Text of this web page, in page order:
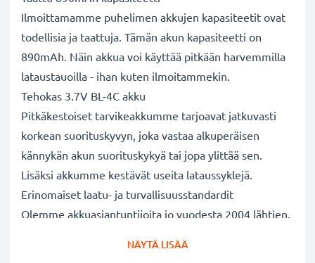
Ilmoittamamme puhelimen akkujen kapasiteetit ovat
todellisia ja taattuja. Tämän akun kapasiteetti on
890mAh. Näin akkua voi käyttää pitkään harvemmilla
lataustauoilla - ihan kuten ilmoitammekin.
Tehokas 3.7V BL-4C akku
Pitkäkestoiset tarvikeakkumme tarjoavat jatkuvasti
korkean suorituskyvyn, joka vastaa alkuperäisen
kännykän akun suorituskykyä tai jopa ylittää sen.
Lisäksi akkumme kestävät useita lataussyklejä.
Erinomaiset laatu- ja turvallisuusstandardit
Olemme akkuasiantuntijoita jo vuodesta 2004 lähtien.
NÄYTÄ LISÄÄ